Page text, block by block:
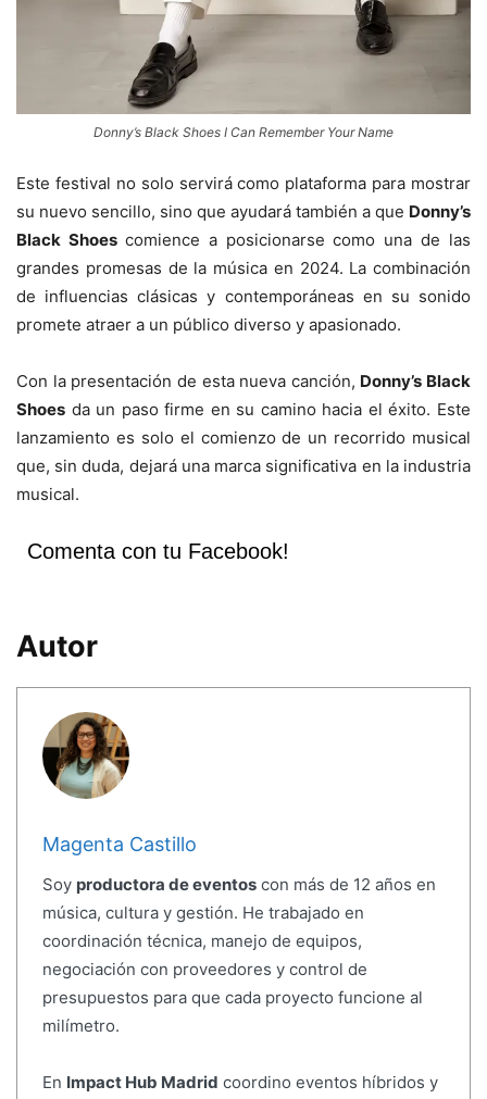
Donny’s Black Shoes I Can Remember Your Name
Este festival no solo servirá como plataforma para mostrar
su nuevo sencillo, sino que ayudará también a que Donny’s
Black Shoes comience a posicionarse como una de las
grandes promesas de la música en 2024. La combinación
de influencias clásicas y contemporáneas en su sonido
promete atraer a un público diverso y apasionado.
Con la presentación de esta nueva canción, Donny’s Black
Shoes da un paso firme en su camino hacia el éxito. Este
lanzamiento es solo el comienzo de un recorrido musical
que, sin duda, dejará una marca significativa en la industria
musical.
Comenta con tu Facebook!
Autor
Magenta Castillo
Soy productora de eventoscon más de 12 años en
música, cultura y gestión. He trabajado en
coordinación técnica, manejo de equipos,
negociación con proveedores y control de
presupuestos para que cada proyecto funcione al
milímetro.
En Impact Hub Madrid coordino eventos híbridos y